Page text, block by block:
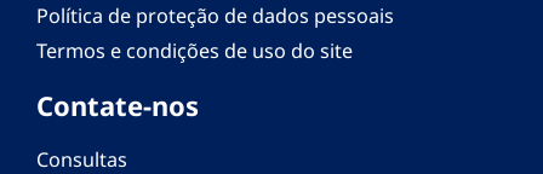
Política de proteção de dados pessoais
Termos e condições de uso do site
Contate-nos
Consultas